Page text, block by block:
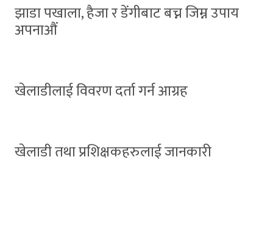
झाडा पखाला, हैजा र डेंगीबाट बच्न जिम्न उपाय
अपनाऔं
खेलाडीलाई विवरण दर्ता गर्न आग्रह
खेलाडी तथा प्रशिक्षकहरुलाई जानकारी